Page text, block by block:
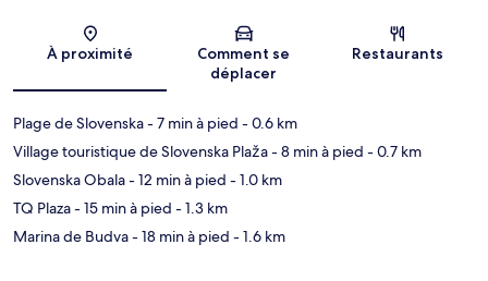
Carte
À proximité
Comment se
déplacer
Restaurants
Plage de Slovenska- 7 min à pied - 0.6 km
Village touristique de Slovenska Plaža- 8 min à pied - 0.7 km
Slovenska Obala- 12 min à pied - 1.0 km
TQ Plaza- 15 min à pied - 1.3 km
Marina de Budva- 18 min à pied - 1.6 km